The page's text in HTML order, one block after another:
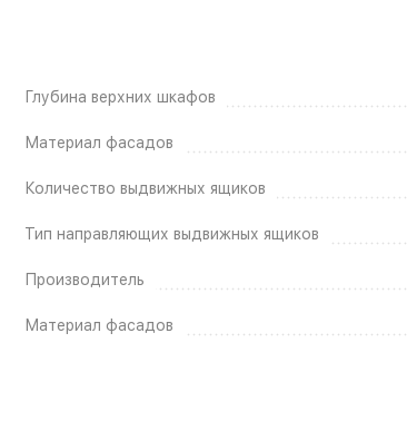
Глубина верхних шкафов
Материал фасадов
Количество выдвижных ящиков
Тип направляющих выдвижных ящиков
Производитель
Материал фасадов